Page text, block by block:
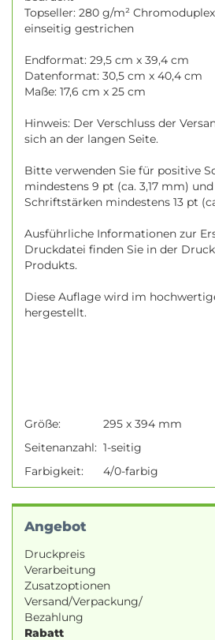
Topseller: 280 g/m²
einseitig gestrichen
Endformat: 29,5 cm x 39,4 cm
Datenformat: 30,5 cm x 40,4 cm
Maße: 17,6 cm x 25 cm
Hinweis: Der Verschluss der
sich an der langen Seite.
Bitte verwenden Sie für positive
mindestens 9 pt (ca. 3,17 mm)
Schriftstärken mindestens 13 pt
Ausführliche Informationen zur
Druckdatei finden Sie in der
Produkts.
Diese Auflage wird im
hergestellt.
Größe:
295 x 394 mm
Seitenanzahl: 1-seitig
Farbigkeit:
4/0-farbig
Angebot
Druckpreis
Verarbeitung
Zusatzoptionen
Versand/Verpackung/
Bezahlung
Rabatt